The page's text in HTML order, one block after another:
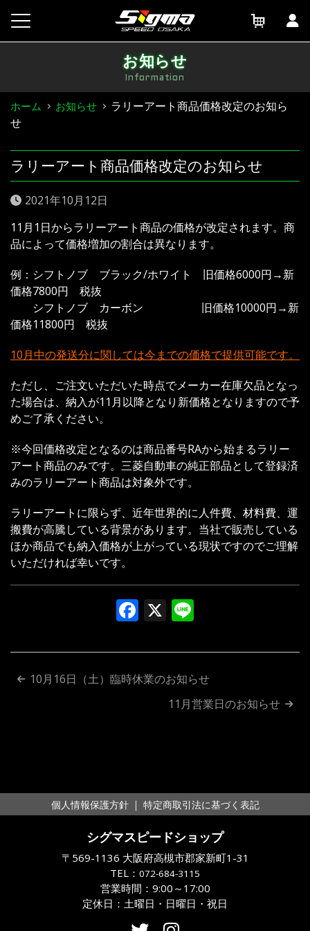
content
お知らせ
Information
ホーム お知らせ
ラリーアート商品価格改定のお知ら
せ
ラリーアート商品価格改定のお知らせ
2021年10月12日
11月1日からラリーアート商品の価格が改定されます。商
品によって価格増加の割合は異なります。
例：シフトノブ ブラック/ホワイト 旧価格6000円→新
価格7800円 税抜
シフトノブ カーボン 旧価格10000円→新
価格11800円 税抜
10月中の発送分に関しては今までの価格で提供可能です。
ただし、ご注文いただいた時点でメーカー在庫欠品となっ
た場合は、納入が11月以降となり新価格となりますので予
めご了承ください。
※今回価格改定となるのは商品番号RAから始まるラリー
アート商品のみです。三菱自動車の純正部品として登録済
みのラリーアート商品は対象外です。
ラリーアートに限らず、近年世界的に人件費、材料費、運
搬費が高騰している背景があります。当社で販売している
ほか商品でも納入価格が上がっている現状ですのでご理解
いただければ幸いです。
Facebook
X
投 10月16日（土）臨時休業のお知らせ
11月営業日のお知らせ
個人情報保護方針 ｜ 特定商取引法に基づく表記
シグマスピードショップ
〒569-1136 大阪府高槻市郡家新町1-31
TEL： 072-684-3115
営業時間：9:00～17:00
定休日：土曜日・日曜日・祝日